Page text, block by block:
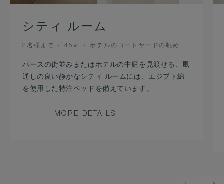
シティ ルーム
OCCUPANCY
2名様まで
ROOM
45㎡ VIEW
ホテルのコートヤードの眺め
パースの街並みまたはホテルの中庭を見渡せる、風
通しの良い静かなシティ ルームには、エジプト綿
を使用した特注ベッドを備えています。
MORE DETAILS